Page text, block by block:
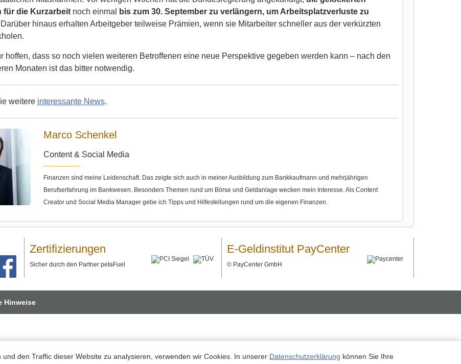
für die Kurzarbeitnoch einmal
bis zum 30. September zu verlängern, um Arbeitsplatzverluste zu
Darüber hinaus erhalten Arbeitgeber teilweise Prämien, wenn sie Mitarbeiter schneller aus der verkürzten
hoffen, dass so noch vielen weiteren Betroffenen eine neue Perspektive gegeben werden kann – nach den
Monaten ist das bitter notwendig.
weitere interessante News.
Marco Schenkel
Content & Social Media
Finanzen sind meine Leidenschaft. Das zeigte sich auch in meiner Ausbildung zum Bankkaufmann und mehrjährigen
Berufserfahrung im Bankwesen. Besonders Themen rund um Börse und Geldanlage wecken mein Interesse. Als Content
Creator und Social Media Manager gebe ich Tipps und Hilfestellungen rund um die eigenen Finanzen.
Zertifizierungen
Sicher durch den Partner petaFuel
E-Geldinstitut PayCenter
© PayCenter GmbH
Hinweise
den Traffic dieser Website zu analysieren, verwenden wir Cookies. In unserer Datenschutzerklärung können Sie Ihre